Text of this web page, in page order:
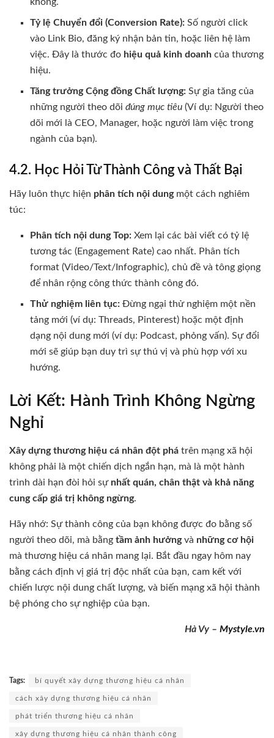
Tỷ lệ Chuyển đổi (Conversion Rate): Số người click
vào Link Bio, đăng ký nhận bản tin, hoặc liên hệ làm
việc. Đây là thước đo hiệu quả kinh doanh của thương
hiệu.
Tăng trưởng Cộng đồng Chất lượng: Sự gia tăng của
những người theo dõiđúng mục tiêu (Ví dụ: Người theo
dõi mới là CEO, Manager, hoặc người làm việc trong
ngành của bạn).
4.2. Học Hỏi Từ Thành Công và Thất Bại
Hãy luôn thực hiện phân tích nội dungmột cách nghiêm
túc:
Phân tích nội dung Top: Xem lại các bài viết có tỷ lệ
tương tác (Engagement Rate) cao nhất. Phân tích
format (Video/Text/Infographic), chủ đề và tông giọng
để nhân rộng công thức thành công đó.
Thử nghiệm liên tục: Đừng ngại thử nghiệm một nền
tảng mới (ví dụ: Threads, Pinterest) hoặc một định
dạng nội dung mới (ví dụ: Podcast, phỏng vấn). Sự đổi
mới sẽ giúp bạn duy trì sự thú vị và phù hợp với xu
hướng.
Lời Kết: Hành Trình Không Ngừng
Nghỉ
Xây dựng thương hiệu cá nhân đột phá trên mạng xã hội
không phải là một chiến dịch ngắn hạn, mà là một hành
trình dài hạn đòi hỏi sự nhất quán, chân thật và khả năng
cung cấp giá trị không ngừng.
Hãy nhớ: Sự thành công của bạn không được đo bằng số
người theo dõi, mà bằng tầm ảnh hưởngvà những cơ hội
mà thương hiệu cá nhân mang lại. Bắt đầu ngay hôm nay
bằng cách định vị giá trị độc nhất của bạn, cam kết với
chiến lược nội dung chất lượng, và biến mạng xã hội thành
bệ phóng cho sự nghiệp của bạn.
Hà Vy – Mystyle.vn
Tags: bí quyết xây dựng thương hiệu cá nhân
cách xây dựng thương hiệu cá nhân
phát triển thương hiệu cá nhân
xây dựng thương hiệu cá nhân thành công